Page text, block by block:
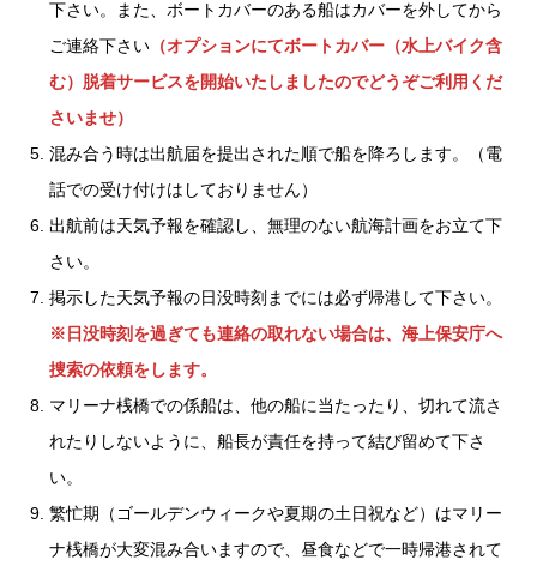
下さい。また、ボートカバーのある船はカバーを外してから
ご連絡下さい （オプションにてボートカバー（水上バイク含
む）脱着サービスを開始いたしましたのでどうぞご利用くだ
さいませ）
混み合う時は出航届を提出された順で船を降ろします。（電
話での受け付けはしておりません）
出航前は天気予報を確認し、無理のない航海計画をお立て下
さい。
掲示した天気予報の日没時刻までには必ず帰港して下さい。
※日没時刻を過ぎても連絡の取れない場合は、海上保安庁へ
捜索の依頼をします。
マリーナ桟橋での係船は、他の船に当たったり、切れて流さ
れたりしないように、船長が責任を持って結び留めて下さ
い。
繁忙期（ゴールデンウィークや夏期の土日祝など）はマリー
ナ桟橋が大変混み合いますので、昼食などで一時帰港されて